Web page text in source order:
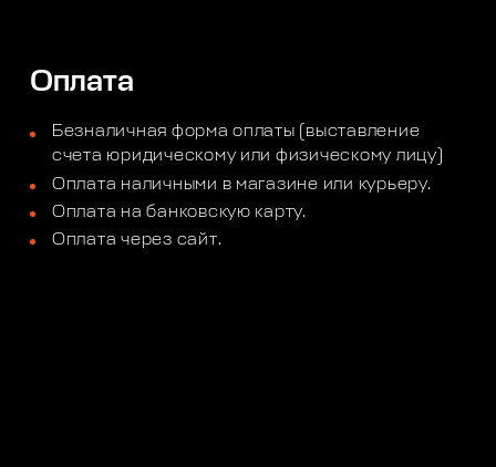
Оплата
Безналичная форма оплаты (выставление
счета юридическому или физическому лицу)
Оплата наличными в магазине или курьеру.
Оплата на банковскую карту.
Оплата через сайт.